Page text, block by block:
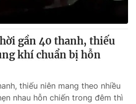
gần 40 thanh, thiếu
khí chuẩn bị hỗn
thiếu niên mang theo nhiều
nhau hỗn chiến trong đêm thì